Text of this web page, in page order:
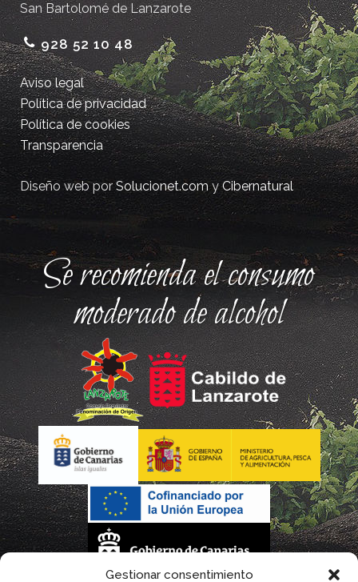
Gestionar consentimiento
San Bartolomé de Lanzarote
928 52 10 48
Aviso legal
Política de privacidad
Política de cookies
Transparencia
Diseño web porSolucionet.comyCibernatural
Se recomienda el consumo
moderado de alcohol